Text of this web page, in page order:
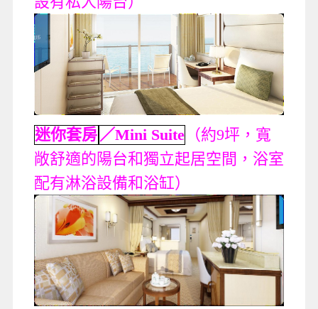
迷你套房 ／Mini Suite （約9坪，寬
敞舒適的陽台和獨立起居空間，浴室
配有淋浴設備和浴缸）